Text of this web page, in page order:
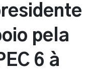
pela
6 à